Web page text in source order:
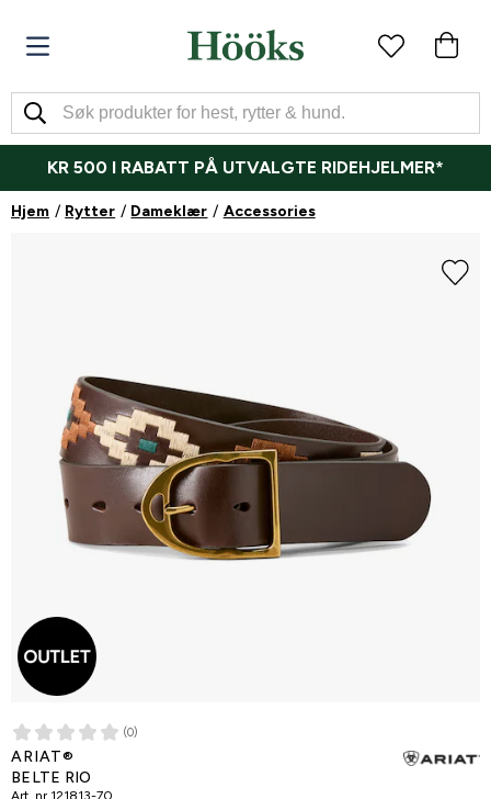
KR 500 I RABATT PÅ UTVALGTE RIDEHJELMER*
Hjem Rytter Dameklær Accessories
(0)
ARIAT®
BELTE RIO
Art. nr 121813-70